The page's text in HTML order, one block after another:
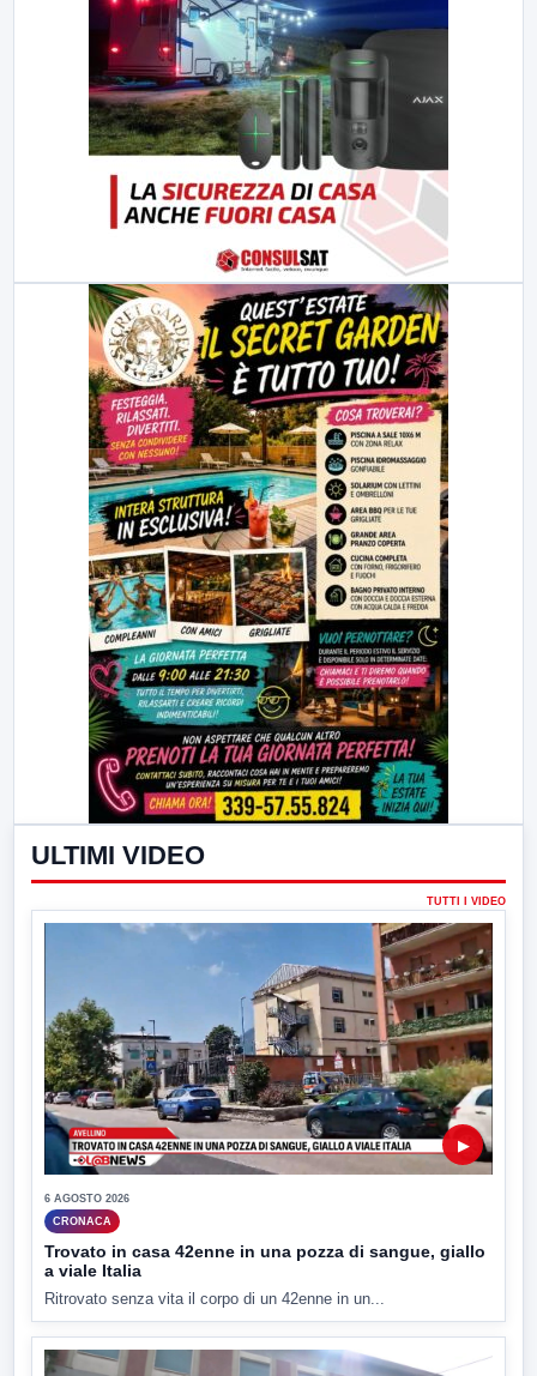
ULTIMI VIDEO
TUTTI I VIDEO
▶
6 AGOSTO 2026
CRONACA
Trovato in casa 42enne in una pozza di sangue, giallo
a viale Italia
Ritrovato senza vita il corpo di un 42enne in un...